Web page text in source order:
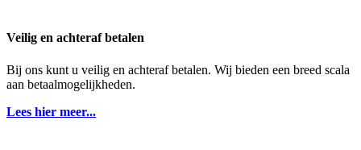
Veilig en achteraf betalen
Bij ons kunt u veilig en achteraf betalen. Wij bieden een breed scala
aan betaalmogelijkheden.
Lees hier meer...